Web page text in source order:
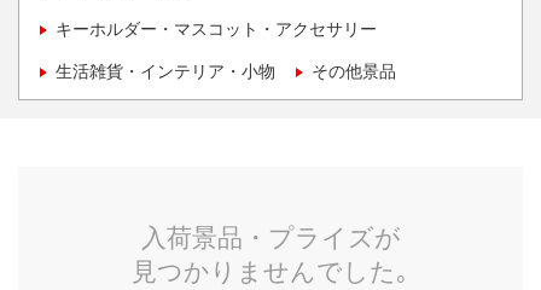
キーホルダー・マスコット・アクセサリー
生活雑貨・インテリア・小物 その他景品